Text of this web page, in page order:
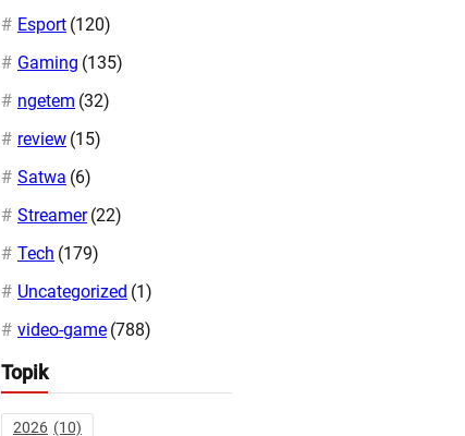
Esport (120)
Gaming (135)
ngetem (32)
review (15)
Satwa (6)
Streamer (22)
Tech (179)
Uncategorized (1)
video-game (788)
Topik
2026 (10)